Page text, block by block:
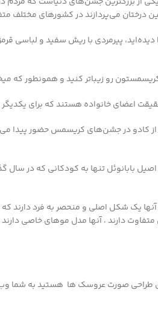
درختان می‌پردازند در کشورهای مختلف
دیده‌اید، پیرمردی با ریش سفید و لباسی
رو زیباتر کنید و همونطور که
اعضای خانواده هستند که برای
از کادو در جشن‌های کریسمس حضور پیدا
بابانوئل تنها به کودکانی که در سال
یک شکل اصلی و منحصر به فرد دارند
متفاوت دارند ، آنها مدل موهای خاصی